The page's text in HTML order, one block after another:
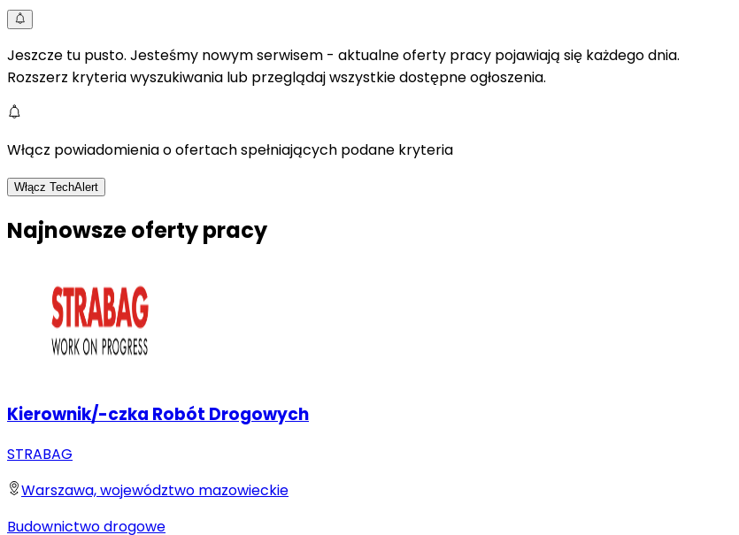
Jeszcze tu pusto. Jesteśmy nowym serwisem - aktualne oferty pracy pojawiają się każdego dnia.
Rozszerz kryteria wyszukiwania lub przeglądaj wszystkie dostępne ogłoszenia.
Włącz powiadomienia o ofertach spełniających podane kryteria
Włącz TechAlert
Najnowsze oferty pracy
Kierownik/-czka Robót Drogowych
STRABAG
Warszawa, województwo mazowieckie
Budownictwo drogowe